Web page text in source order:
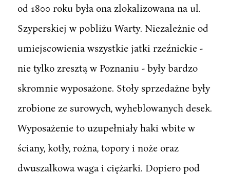
od 1800 roku była ona zlokalizowana na ul.
Szyperskiej w pobliżu Warty. Niezależnie od
umiejscowienia wszystkie jatki rzeźnickie -
nie tylko zresztą w Poznaniu - były bardzo
skromnie wyposażone. Stoły sprzedażne były
zrobione ze surowych, wyheblowanych desek.
Wyposażenie to uzupełniały haki wbite w
ściany, kotły, rożna, topory i noże oraz
dwuszalkowa waga i ciężarki. Dopiero pod